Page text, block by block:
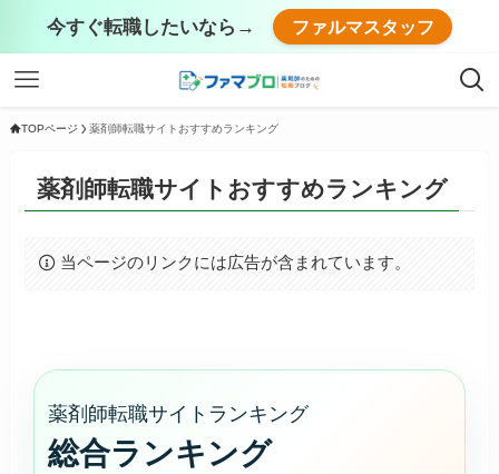
今すぐ転職したいなら→ ファルマスタッフ
TOPページ 薬剤師転職サイトおすすめランキング
薬剤師転職サイトおすすめランキング
当ページのリンクには広告が含まれています。
薬剤師転職サイトランキング
総合ランキング